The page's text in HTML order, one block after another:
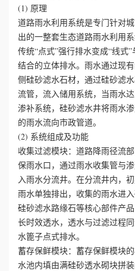
程
例
新
(1) 原理
道路雨水利用系统是专门针对
出的一整套生态道路雨水利用
传统“点式”强行排水变成“线式
结合的立体排水。雨水通过现
侧硅砂滤水石材，通过硅砂滤
流管，流入储用系统，当雨水
渗补系统，硅砂滤水井将雨水
的雨水流向市政管道。
(2) 系统组成及功能
收集过滤模块：道路降雨径流
保雨水口，通过雨水收集管与
入雨水分流井。在分流井内，
雨水单独排出，收集的雨水进
硅砂滤水路缘石等核心部件产
长时效透水，透水与过滤过程
水篦子点式排水。
蓄存保鲜模块：蓄存保鲜模块
水池内填由满硅砂透水砌块拼